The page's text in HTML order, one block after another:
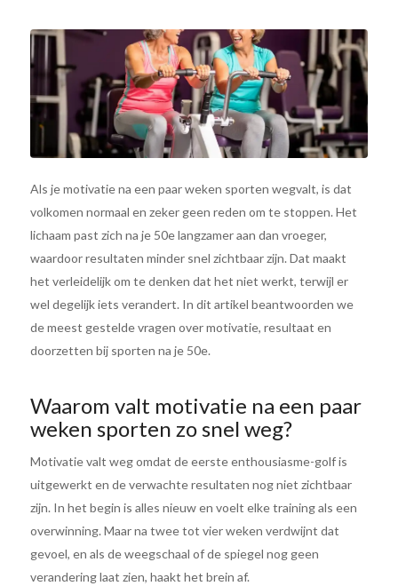
Als je motivatie na een paar weken sporten wegvalt, is dat
volkomen normaal en zeker geen reden om te stoppen. Het
lichaam past zich na je 50e langzamer aan dan vroeger,
waardoor resultaten minder snel zichtbaar zijn. Dat maakt
het verleidelijk om te denken dat het niet werkt, terwijl er
wel degelijk iets verandert. In dit artikel beantwoorden we
de meest gestelde vragen over motivatie, resultaat en
doorzetten bij sporten na je 50e.
Waarom valt motivatie na een paar
weken sporten zo snel weg?
Motivatie valt weg omdat de eerste enthousiasme-golf is
uitgewerkt en de verwachte resultaten nog niet zichtbaar
zijn. In het begin is alles nieuw en voelt elke training als een
overwinning. Maar na twee tot vier weken verdwijnt dat
gevoel, en als de weegschaal of de spiegel nog geen
verandering laat zien, haakt het brein af.